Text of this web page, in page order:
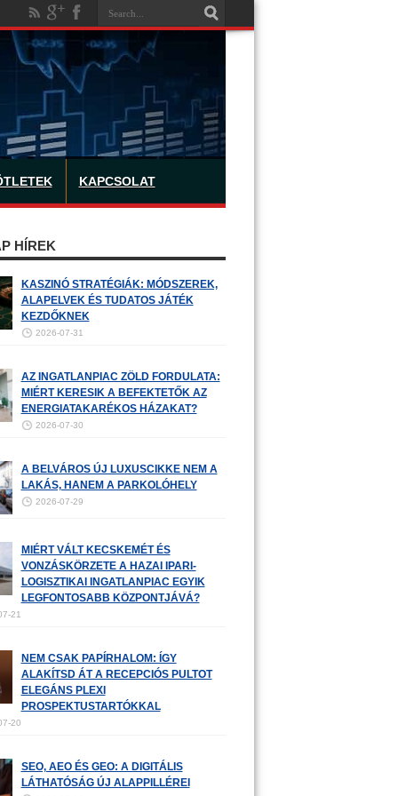
KAPCSOLAT
HÍREK
KASZINÓ STRATÉGIÁK: MÓDSZEREK,
ALAPELVEK ÉS TUDATOS JÁTÉK
KEZDŐKNEK
2026-07-31
AZ INGATLANPIAC ZÖLD FORDULATA:
MIÉRT KERESIK A BEFEKTETŐK AZ
ENERGIATAKARÉKOS HÁZAKAT?
2026-07-30
A BELVÁROS ÚJ LUXUSCIKKE NEM A
LAKÁS, HANEM A PARKOLÓHELY
2026-07-29
MIÉRT VÁLT KECSKEMÉT ÉS
VONZÁSKÖRZETE A HAZAI IPARI-
LOGISZTIKAI INGATLANPIAC EGYIK
LEGFONTOSABB KÖZPONTJÁVÁ?
21
NEM CSAK PAPÍRHALOM: ÍGY
ALAKÍTSD ÁT A RECEPCIÓS PULTOT
ELEGÁNS PLEXI
PROSPEKTUSTARTÓKKAL
20
SEO, AEO ÉS GEO: A DIGITÁLIS
LÁTHATÓSÁG ÚJ ALAPPILLÉREI